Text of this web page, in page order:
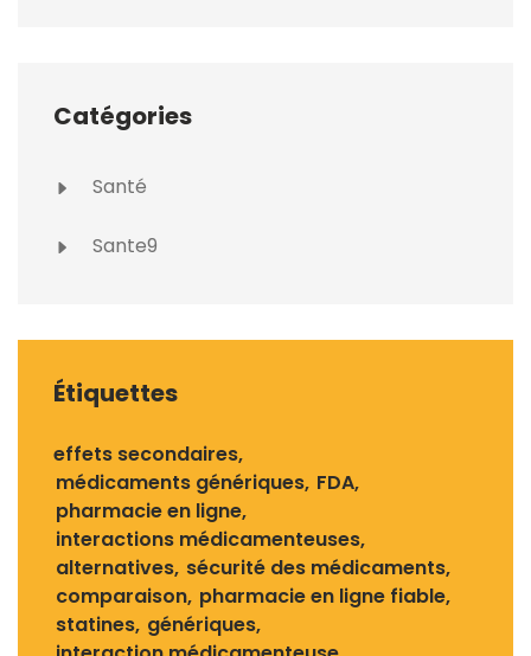
Catégories
Santé
Sante9
Étiquettes
effets secondaires
médicaments génériques FDA
pharmacie en ligne
interactions médicamenteuses
alternatives sécurité des médicaments
comparaison pharmacie en ligne fiable
statines génériques